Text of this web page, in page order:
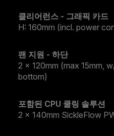
클리어런스 - 그래픽 카드
H: 160mm (incl. power
팬 지원 - 하단
2 x 120mm (max 15mm,
bottom)
포함된 CPU 쿨링 솔루션
2 x 140mm SickleFlow